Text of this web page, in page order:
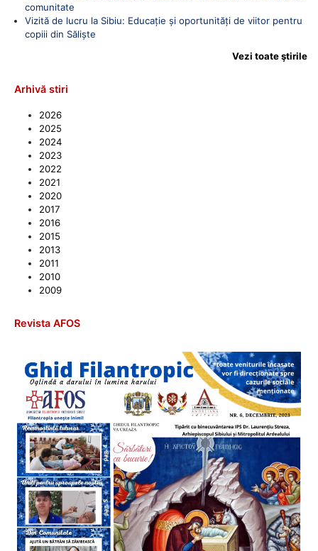
comunitate
Vizită de lucru la Sibiu: Educație și oportunități de viitor pentru
copiii din Săliște
Vezi toate ştirile
Arhivă stiri
2026
2025
2024
2023
2022
2021
2020
2017
2016
2015
2013
2011
2010
2009
Revista AFOS